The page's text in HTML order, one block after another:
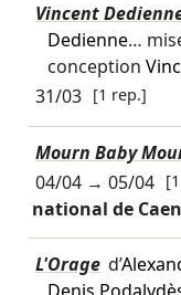
Vincent
Dedienne…
conception
31/03 [1 rep.]
Mourn Baby
04/04→ 05/04
national de
L'Orage d’